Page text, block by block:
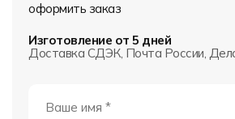
оформить заказ
Изготовление от 5 дней
Доставка СДЭК, Почта России,